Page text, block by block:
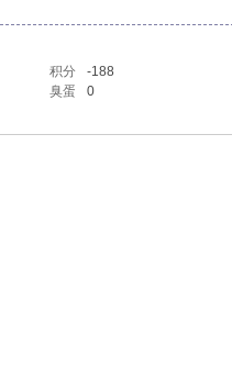
积分 -188
臭蛋 0